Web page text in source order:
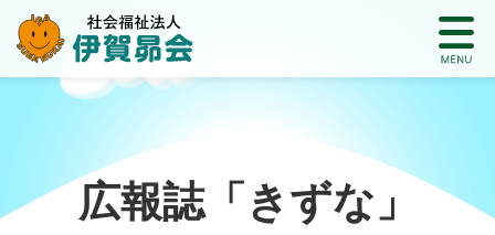
広報誌「きずな」